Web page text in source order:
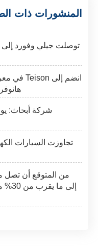
المنشورات ذات
توصلت جيلي وفورد إلى
هانوفر
شركة أبحاث:
تجاوزت السيارات
من المتوقع أن تصل
إلى